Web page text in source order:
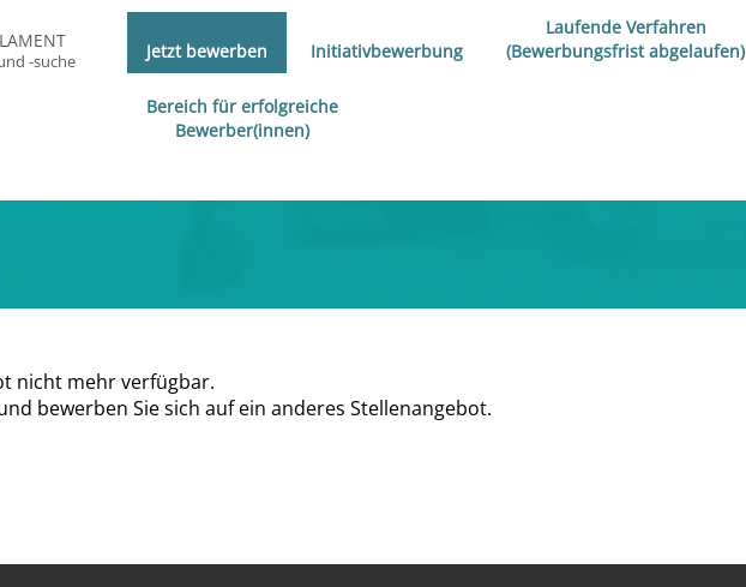
-suche Jetzt bewerben Initiativbewerbung
Laufende Verfahren
(Bewerbungsfrist abgelaufen)
Bereich für erfolgreiche
Bewerber(innen)
nicht mehr verfügbar.
bewerben Sie sich auf ein anderes Stellenangebot.